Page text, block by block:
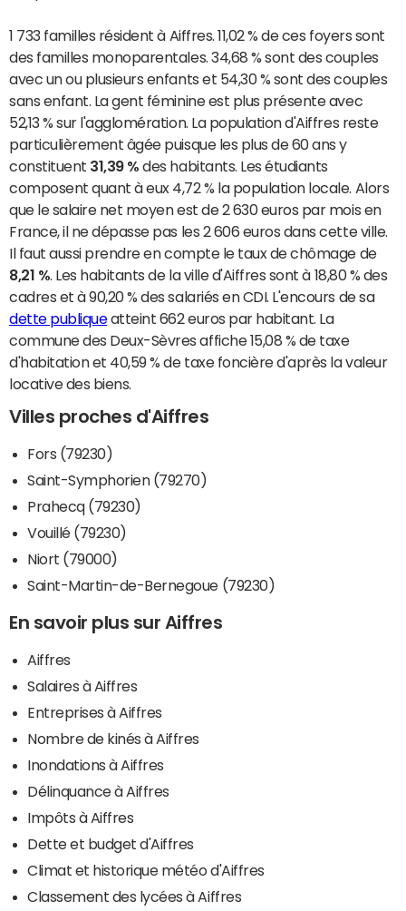
1 733 familles résident à Aiffres. 11,02 % de ces foyers sont
des familles monoparentales. 34,68 % sont des couples
avec un ou plusieurs enfants et 54,30 % sont des couples
sans enfant. La gent féminine est plus présente avec
52,13 % sur l'agglomération. La population d'Aiffres reste
particulièrement âgée puisque les plus de 60 ans y
constituent 31,39 % des habitants. Les étudiants
composent quant à eux 4,72 % la population locale. Alors
que le salaire net moyen est de 2 630 euros par mois en
France, il ne dépasse pas les 2 606 euros dans cette ville.
Il faut aussi prendre en compte le taux de chômage de
8,21 % . Les habitants de la ville d'Aiffres sont à 18,80 % des
cadres et à 90,20 % des salariés en CDI. L'encours de sa
dette publiqueatteint 662 euros par habitant. La
commune des Deux-Sèvres affiche 15,08 % de taxe
d'habitation et 40,59 % de taxe foncière d'après la valeur
locative des biens.
Villes proches d'Aiffres
Fors (79230)
Saint-Symphorien (79270)
Prahecq (79230)
Vouillé (79230)
Niort (79000)
Saint-Martin-de-Bernegoue (79230)
En savoir plus sur Aiffres
Aiffres
Salaires à Aiffres
Entreprises à Aiffres
Nombre de kinés à Aiffres
Inondations à Aiffres
Délinquance à Aiffres
Impôts à Aiffres
Dette et budget d'Aiffres
Climat et historique météo d'Aiffres
Classement des lycées à Aiffres